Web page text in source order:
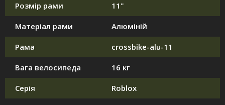
Розмір рами 11"
Матеріал рами Алюміній
Рама crossbike-alu-11
Вага велосипеда 16 кг
Серія Roblox